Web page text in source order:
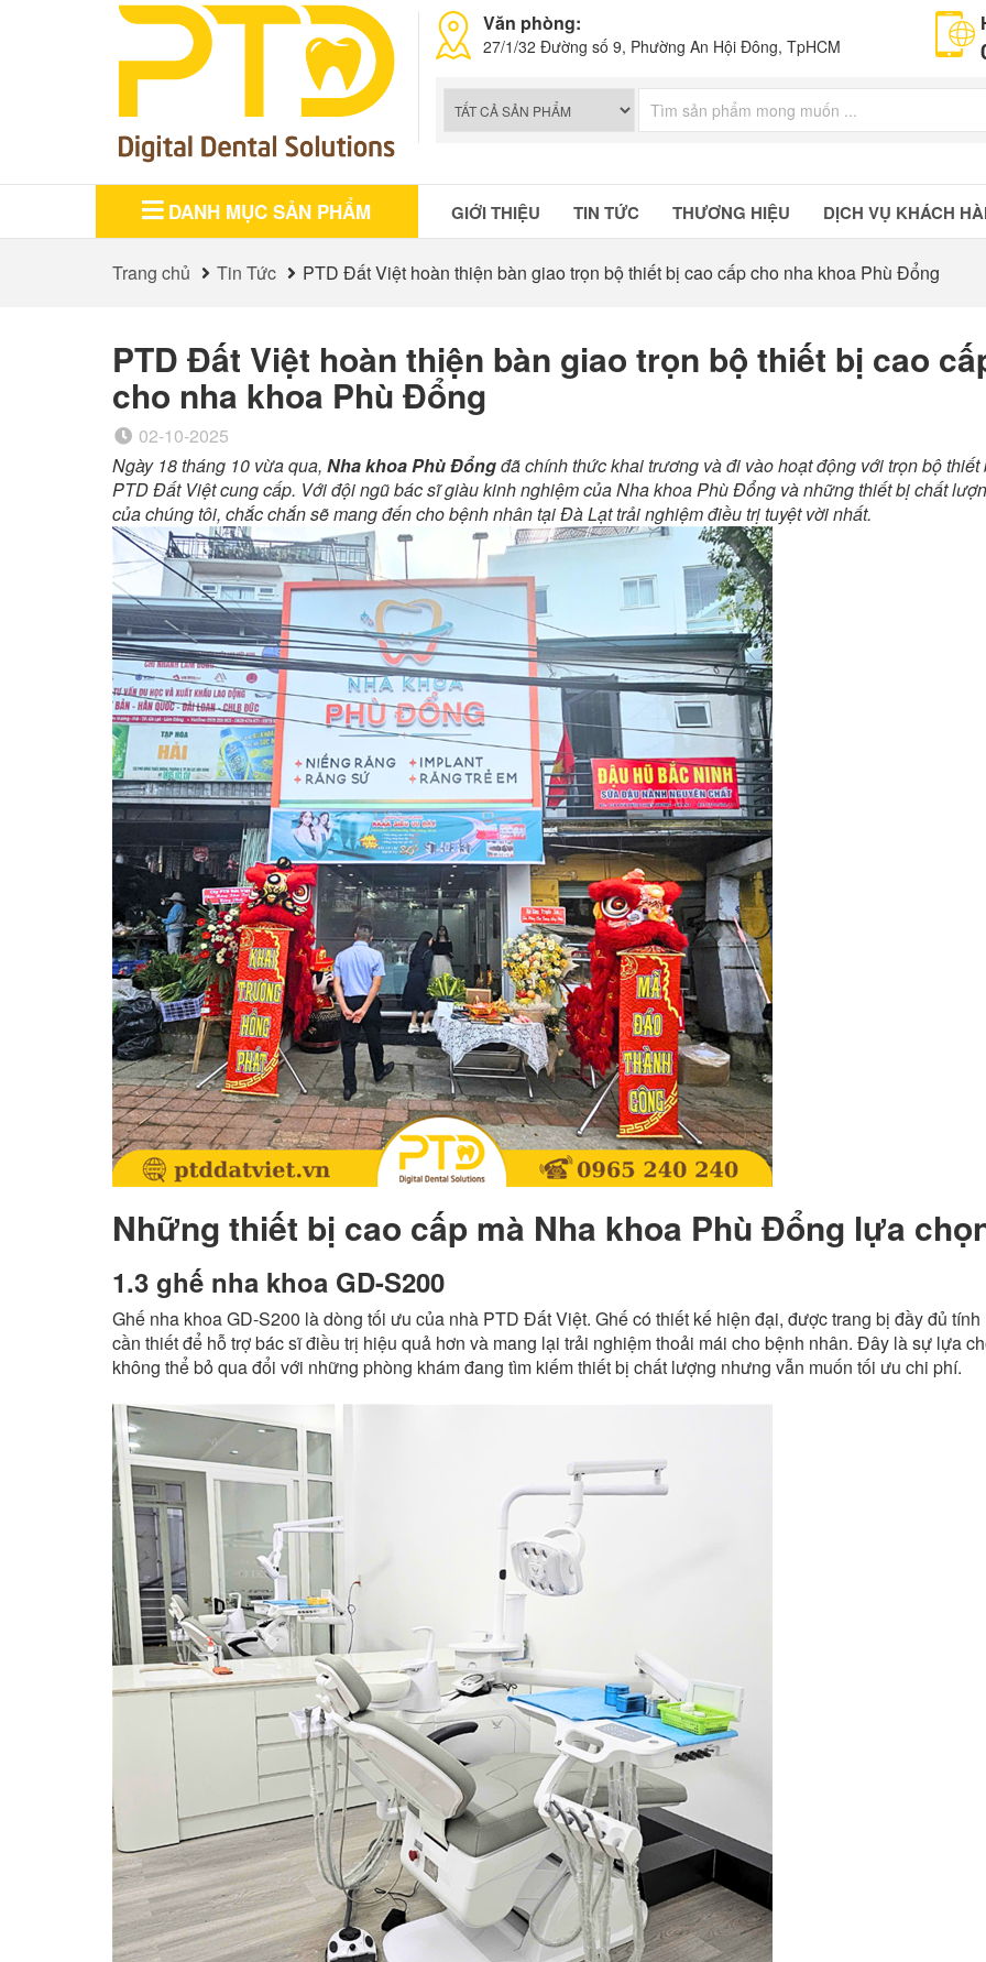
Văn phòng:
27/1/32 Đường số 9, Phường An Hội Đông, TpHCM
DANH MỤC SẢN PHẨM GIỚI THIỆU TIN TỨC THƯƠNG HIỆU DỊCH VỤ KHÁCH
Trang chủ Tin Tức PTD Đất Việt hoàn thiện bàn giao trọn bộ thiết bị cao cấp cho nha khoa Phù Đổng
PTD Đất Việt hoàn thiện bàn giao trọn bộ thiết bị cao
cho nha khoa Phù Đổng
02-10-2025
Ngày 18 tháng 10 vừa qua, Nha khoa Phù Đổngđã chính thức khai trương và đi vào hoạt động với trọn bộ thiết
PTD Đất Việt cung cấp. Với đội ngũ bác sĩ giàu kinh nghiệm của Nha khoa Phù Đổng và những thiết bị chất
của chúng tôi, chắc chắn sẽ mang đến cho bệnh nhân tại Đà Lạt trải nghiệm điều trị tuyệt vời nhất.
Những thiết bị cao cấp mà Nha khoa Phù Đổng lựa
1.3 ghế nha khoa GD-S200
Ghế nha khoa GD-S200 là dòng tối ưu của nhà PTD Đất Việt. Ghế có thiết kế hiện đại, được trang bị đầy đủ tính
cần thiết để hỗ trợ bác sĩ điều trị hiệu quả hơn và mang lại trải nghiệm thoải mái cho bệnh nhân. Đây là sự lựa
không thể bỏ qua đổi với những phòng khám đang tìm kiếm thiết bị chất lượng nhưng vẫn muốn tối ưu chi phí.